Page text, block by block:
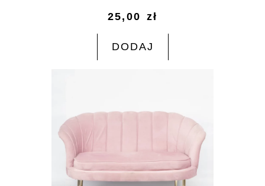
25,00 zł
DODAJ